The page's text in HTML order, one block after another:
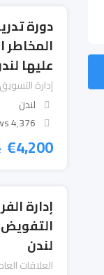
دورة
المخاطر
عليها
إدارة
لندن
4٬376 Views
€4,200
إدارة
لندن
العلاقات